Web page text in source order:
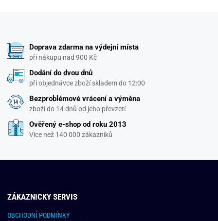
Doprava zdarma na výdejní místa
při nákupu nad 900 Kč
Dodání do dvou dnů
při objednávce zboží skladem do 12:00
Bezproblémové vrácení a výměna
zboží do 14 dnů od jeho převzetí
Ověřený e-shop od roku 2013
Více než 140 000 zákazníků
ZÁKAZNICKY SERVIS
OBCHODNÍ PODMÍNKY